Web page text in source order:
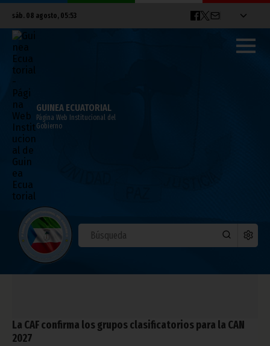
sáb. 08 agosto, 05:53
GUINEA ECUATORIAL
Página Web Institucional del
Gobierno
DEPORTES
La CAF confirma los grupos clasificatorios para la CAN
2027